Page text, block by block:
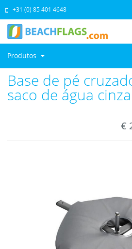
Produtos
+31 (0) 85 401 4648
Base de pé
saco de água cinza
€